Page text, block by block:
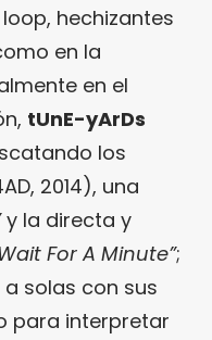
hechizantes
en la
en el
tUnE-yArDs
los
2014), una
y la directa y
For A Minute”;
a solas con sus
para interpretar